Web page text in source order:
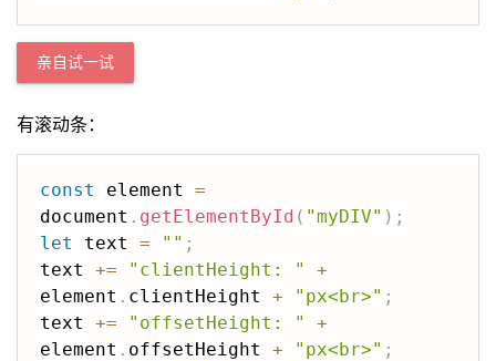
亲自试一试
有滚动条：
const element =
document . getElementById ( "myDIV" ) ;
let
text = "" ;
text += "clientHeight: "
+
element . clientHeight + "px<br>" ;
text += "offsetHeight: "
+
element . offsetHeight + "px<br>" ;